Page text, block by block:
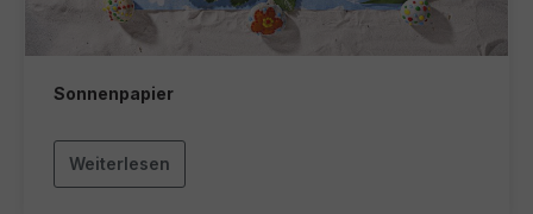
Sonnenpapier
Weiterlesen